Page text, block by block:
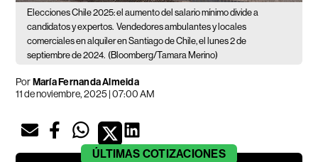
Elecciones Chile 2025: el aumento del salario mínimo divide a
candidatos y expertos. Vendedores ambulantes y locales
comerciales en alquiler en Santiago de Chile, el lunes 2 de
septiembre de 2024. (Bloomberg/Tamara Merino)
PorMaría Fernanda Almeida
11 de noviembre, 2025 | 07:00 AM
ÚLTIMAS COTIZACIONES